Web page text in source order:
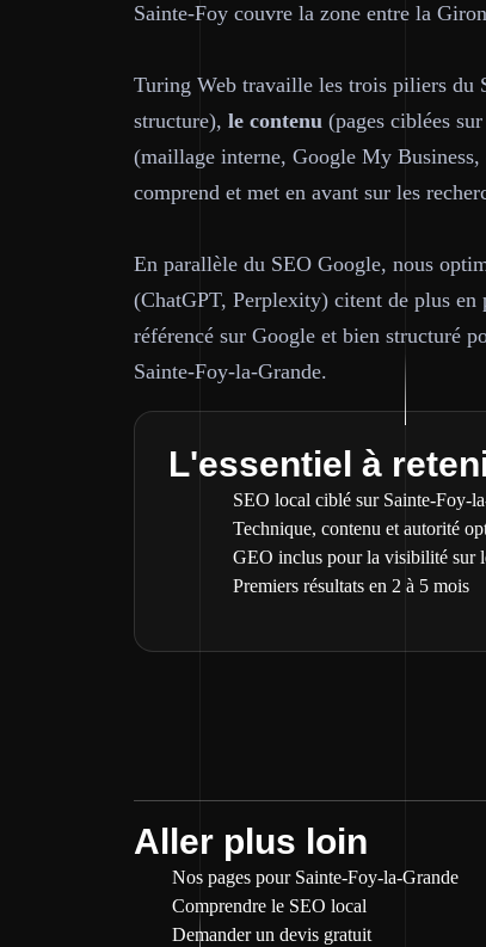
Sainte-Foy couvre la zone entre la
Turing Web travaille les trois piliers du
structure), le contenu (pages ciblées
(maillage interne, Google My
comprend et met en avant sur les
En parallèle du SEO Google, nous
(ChatGPT, Perplexity) citent de plus en
référencé sur Google et bien structuré
Sainte-Foy-la-Grande.
L'essentiel à
SEO local ciblé sur Sainte-Foy-
Technique, contenu et autorité
GEO inclus pour la visibilité sur
Premiers résultats en 2 à 5 mois
Aller plus loin
Nos pages pour Sainte-Foy-la-Grande
Comprendre le SEO local
Demander un devis gratuit